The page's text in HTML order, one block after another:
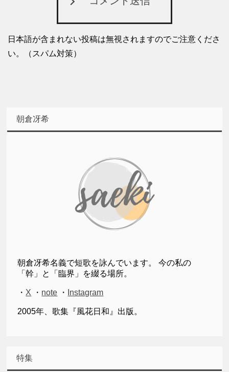
日本語が含まれない投稿は無視されますのでご注意くださ
い。（スパム対策）
朝倉冴希
朝倉冴希名義で短歌を詠んでいます。 今の私の
「幹」と「臨界」を綴る場所。
・ X ・ note ・ Instagram
2005年、歌集『風花日和』出版。
特集